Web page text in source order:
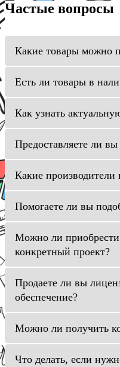
Частые вопросы
Какие товары можно
Есть ли товары в
Как узнать
Предоставляете ли
Какие производители
Помогаете ли вы
Можно ли приобрести
конкретный проект?
Продаете ли вы
обеспечение?
Можно ли получить
Что делать, если